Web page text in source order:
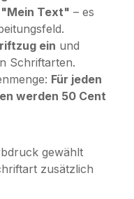
"Mein Text" – es
ein und
Schriftarten.
Für jeden
werden 50 Cent
gewählt
zusätzlich